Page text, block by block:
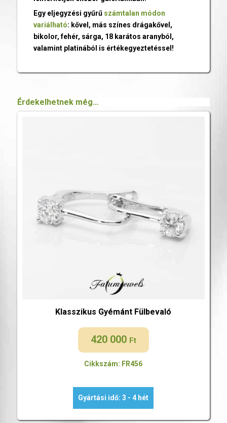
Egy eljegyzési gyűrű számtalan módon
variálható: kővel, más színes drágakővel,
bikolor, fehér, sárga, 18 karátos aranyból,
valamint platinából is értékegyeztetéssel!
Érdekelhetnek még…
Klasszikus Gyémánt Fülbevaló
420 000 Ft
Cikkszám: FR456
Gyártási idő: 3 - 4 hét